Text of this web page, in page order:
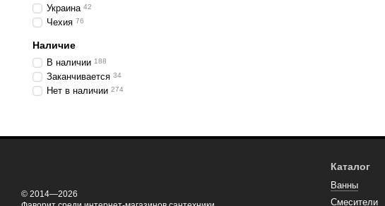
Украина 42
Чехия 76
Наличие
В наличии 188
Заканчивается 34
Нет в наличии 274
© 2014—2026
Каталог
Ванны
Смесители